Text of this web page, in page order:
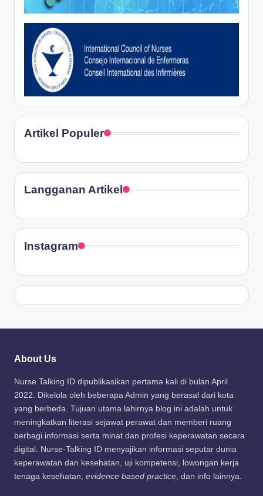
Artikel Populer
Langganan Artikel
Instagram
About Us
Nurse Talking ID dipublikasikan pertama kali di bulan April
2022. Dikelola oleh beberapa Admin yang berasal dari kota
yang berbeda. Tujuan utama lahirnya blog ini adalah untuk
meningkatkan literasi sejawat perawat dan memberi ruang
berbagi informasi serta minat dan profesi keperawatan secara
digital. Nurse-Talking ID menyajikan informasi seputar dunia
keperawatan dan kesehatan, uji kompetensi, lowongan kerja
tenaga kesehatan, evidence based practice, dan info lainnya.